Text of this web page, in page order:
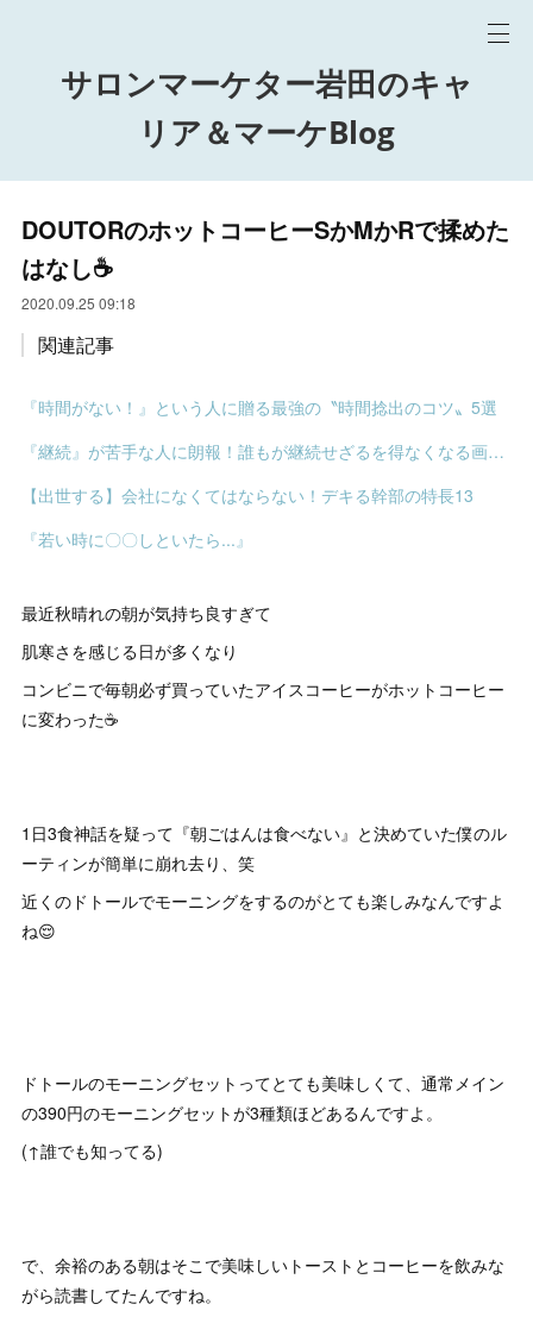
サロンマーケター岩田のキャ
リア＆マーケBlog
DOUTORのホットコーヒーSかMかRで揉めた
はなし☕️
2020.09.25 09:18
関連記事
『時間がない！』という人に贈る最強の〝時間捻出のコツ〟5選
『継続』が苦手な人に朗報！誰もが継続せざるを得なくなる画期的な〝裏ワザ〟
【出世する】会社になくてはならない！デキる幹部の特長13
『若い時に〇〇しといたら...』
最近秋晴れの朝が気持ち良すぎて
肌寒さを感じる日が多くなり
コンビニで毎朝必ず買っていたアイスコーヒーがホットコーヒー
に変わった☕️
1日3食神話を疑って『朝ごはんは食べない』と決めていた僕のル
ーティンが簡単に崩れ去り、笑
近くのドトールでモーニングをするのがとても楽しみなんですよ
ね😌
ドトールのモーニングセットってとても美味しくて、通常メイン
の390円のモーニングセットが3種類ほどあるんですよ。
(↑誰でも知ってる)
で、余裕のある朝はそこで美味しいトーストとコーヒーを飲みな
がら読書してたんですね。